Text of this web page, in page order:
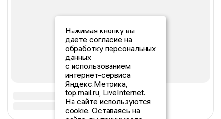
Нажимая кнопку вы
даете согласие на
обработку персональных
данных
с использованием
интернет-сервиса
Яндекс.Метрика,
top.mail.ru, LiveInternet.
На сайте используются
cookie. Оставаясь на